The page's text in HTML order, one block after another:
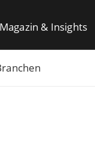
Magazin & Insights